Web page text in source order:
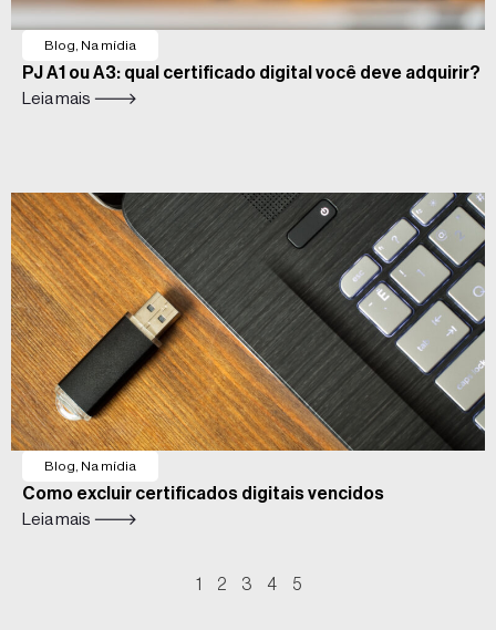
Blog Na mídia
PJ A1 ou A3: qual certificado digital você deve adquirir?
Leia mais 🡒
Blog Na mídia
Como excluir certificados digitais vencidos
Leia mais 🡒
1 2 3 4 5